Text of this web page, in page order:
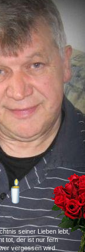
tot, der ist nur fern
vergessen wird.
seiner Lieben lebt,